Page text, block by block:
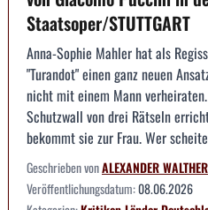
Staatsoper/STUTTGART
Anna-Sophie Mahler hat als
"Turandot" einen ganz neuen
nicht mit einem Mann
Schutzwall von drei Rätseln
bekommt sie zur Frau. Wer
Geschrieben vonALEXANDER WALTHER
Veröffentlichungsdatum:08.06.2026